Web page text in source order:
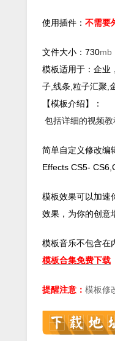
使用插件： 不需要
文件大小：730mb
模板适用于：企业
子,线条,粒子汇聚,
【模板介绍】：
包括详细的视频
简单自定义修改编
Effects CS5-
模板效果可以加速
效果，为你的创意
模板音乐不包含在
模板合集免费下载
提醒注意： 模板修